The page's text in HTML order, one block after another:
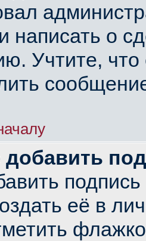
написать о
Учтите,
добавить
её в